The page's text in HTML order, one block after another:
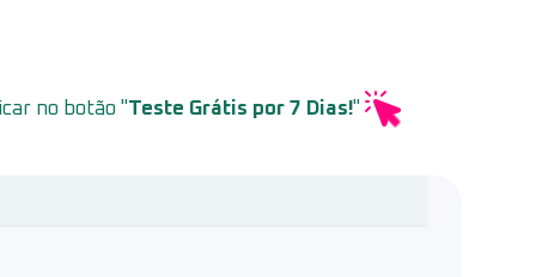
no botão "Teste Grátis por 7 Dias!"